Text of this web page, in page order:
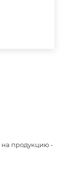
на продукцию -